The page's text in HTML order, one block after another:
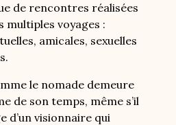
de rencontres réalisées
multiples voyages :
amicales, sexuelles
le nomade demeure
de son temps, même s’il
d’un visionnaire qui